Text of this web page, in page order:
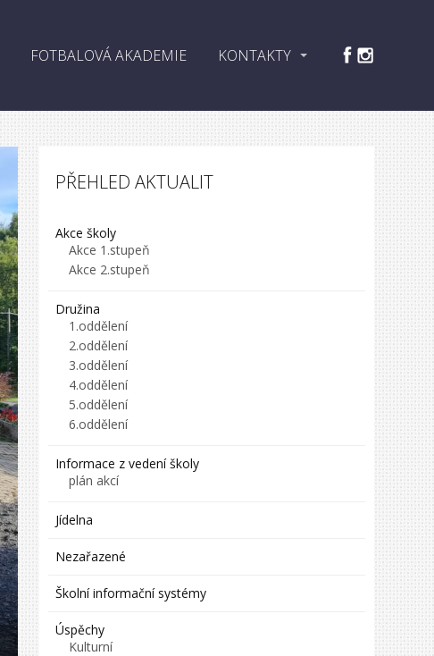
FOTBALOVÁ AKADEMIE KONTAKTY
PŘEHLED AKTUALIT
Akce školy
Akce 1.stupeň
Akce 2.stupeň
Družina
1.oddělení
2.oddělení
3.oddělení
4.oddělení
5.oddělení
6.oddělení
Informace z vedení školy
plán akcí
Jídelna
Nezařazené
Školní informační systémy
Úspěchy
Kulturní